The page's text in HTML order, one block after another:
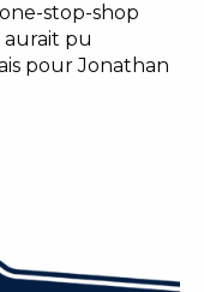
stop-shop
aurait pu
pour Jonathan